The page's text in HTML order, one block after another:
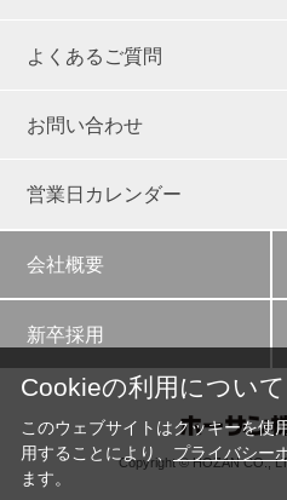
よくあるご質問
お問い合わせ
営業日カレンダー
会社概要
新卒採用
Copyright © HOZAN CO.,
Cookieの利用について
このウェブサイトはクッキーを使
用することにより、 プライバシー
ます。